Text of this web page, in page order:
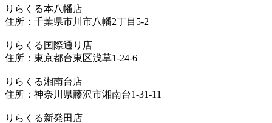
りらくる本八幡店
住所：千葉県市川市八幡2丁目5-2
りらくる国際通り店
住所：東京都台東区浅草1-24-6
りらくる湘南台店
住所：神奈川県藤沢市湘南台1-31-11
りらくる新発田店